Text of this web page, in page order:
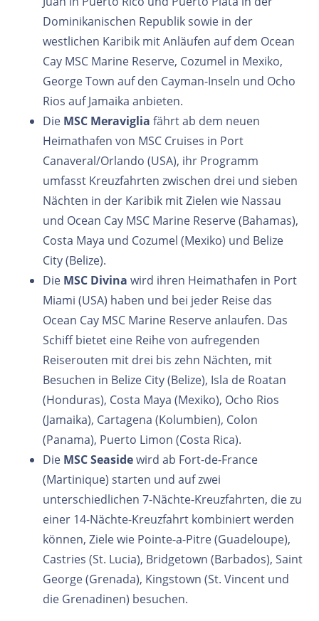
Dominikanischen Republik sowie in der
westlichen Karibik mit Anläufen auf dem Ocean
Cay MSC Marine Reserve, Cozumel in Mexiko,
George Town auf den Cayman-Inseln und Ocho
Rios auf Jamaika anbieten.
Die MSC Meraviglia fährt ab dem neuen
Heimathafen von MSC Cruises in Port
Canaveral/Orlando (USA), ihr Programm
umfasst Kreuzfahrten zwischen drei und sieben
Nächten in der Karibik mit Zielen wie Nassau
und Ocean Cay MSC Marine Reserve (Bahamas),
Costa Maya und Cozumel (Mexiko) und Belize
City (Belize).
Die MSC Divina wird ihren Heimathafen in Port
Miami (USA) haben und bei jeder Reise das
Ocean Cay MSC Marine Reserve anlaufen. Das
Schiff bietet eine Reihe von aufregenden
Reiserouten mit drei bis zehn Nächten, mit
Besuchen in Belize City (Belize), Isla de Roatan
(Honduras), Costa Maya (Mexiko), Ocho Rios
(Jamaika), Cartagena (Kolumbien), Colon
(Panama), Puerto Limon (Costa Rica).
Die MSC Seasidewird ab Fort-de-France
(Martinique) starten und auf zwei
unterschiedlichen 7-Nächte-Kreuzfahrten, die zu
einer 14-Nächte-Kreuzfahrt kombiniert werden
können, Ziele wie Pointe-a-Pitre (Guadeloupe),
Castries (St. Lucia), Bridgetown (Barbados), Saint
George (Grenada), Kingstown (St. Vincent und
die Grenadinen) besuchen.